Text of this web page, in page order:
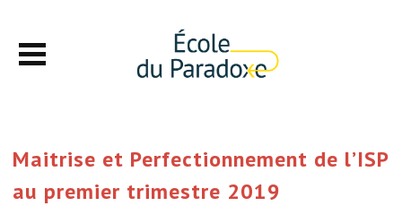
Maitrise et Perfectionnement de l’ISP
au premier trimestre 2019